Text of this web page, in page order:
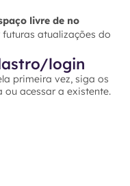
livre de no
atualizações do
login
primeira vez, siga os
acessar a existente.